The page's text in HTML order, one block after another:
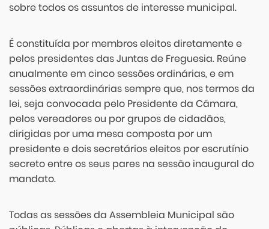
sobre todos os assuntos de interesse municipal.
É constituída por membros eleitos diretamente e
pelos presidentes das Juntas de Freguesia. Reúne
anualmente em cinco sessões ordinárias, e em
sessões extraordinárias sempre que, nos termos da
lei, seja convocada pelo Presidente da Câmara,
pelos vereadores ou por grupos de cidadãos,
dirigidas por uma mesa composta por um
presidente e dois secretários eleitos por escrutínio
secreto entre os seus pares na sessão inaugural do
mandato.
Todas as sessões da Assembleia Municipal são